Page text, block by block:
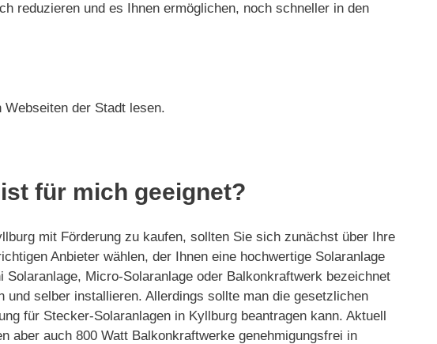
reduzieren und es Ihnen ermöglichen, noch schneller in den
der Stadt lesen.
für mich geeignet?
mit Förderung zu kaufen, sollten Sie sich zunächst über Ihre
Anbieter wählen, der Ihnen eine hochwertige Solaranlage
Micro-Solaranlage oder Balkonkraftwerk bezeichnet
selber installieren. Allerdings sollte man die gesetzlichen
für Stecker-Solaranlagen in Kyllburg beantragen kann. Aktuell
aber auch 800 Watt Balkonkraftwerke genehmigungsfrei in